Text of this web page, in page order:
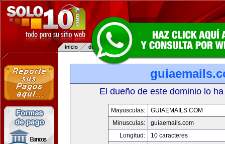
El dueño de este dominio lo
Mayusculas:
GUIAEMAILS.COM
Minusculas:
guiaemails.com
Longitud:
10 caracteres